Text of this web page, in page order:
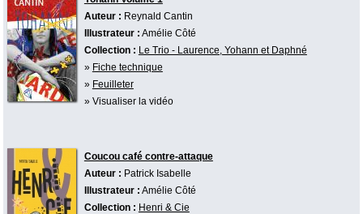
Auteur : Reynald Cantin
Illustrateur : Amélie Côté
Collection : Le Trio - Laurence, Yohann et Daphné
» Fiche technique
» Feuilleter
» Visualiser la vidéo
Coucou café contre-attaque
Auteur : Patrick Isabelle
Illustrateur : Amélie Côté
Collection : Henri & Cie